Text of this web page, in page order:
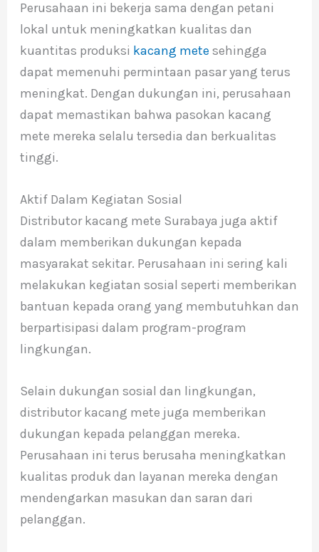
Perusahaan ini bekerja sama dengan petani
lokal untuk meningkatkan kualitas dan
kuantitas produksi kacang mete sehingga
dapat memenuhi permintaan pasar yang terus
meningkat. Dengan dukungan ini, perusahaan
dapat memastikan bahwa pasokan kacang
mete mereka selalu tersedia dan berkualitas
tinggi.
Aktif Dalam Kegiatan Sosial
Distributor kacang mete Surabaya juga aktif
dalam memberikan dukungan kepada
masyarakat sekitar. Perusahaan ini sering kali
melakukan kegiatan sosial seperti memberikan
bantuan kepada orang yang membutuhkan dan
berpartisipasi dalam program-program
lingkungan.
Selain dukungan sosial dan lingkungan,
distributor kacang mete juga memberikan
dukungan kepada pelanggan mereka.
Perusahaan ini terus berusaha meningkatkan
kualitas produk dan layanan mereka dengan
mendengarkan masukan dan saran dari
pelanggan.